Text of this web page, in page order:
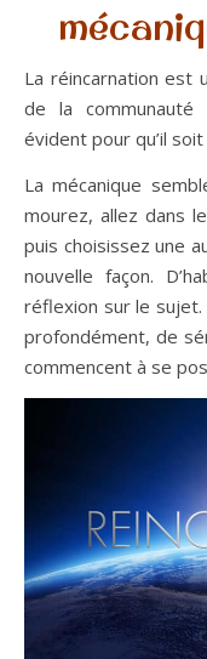
La réincarnation est un sujet dont beaucoup de membres
de la communauté
évident pour qu’il
La mécanique
mourez, allez dans
puis choisissez une
nouvelle façon.
réflexion sur le sujet.
profondément, de
commencent à se